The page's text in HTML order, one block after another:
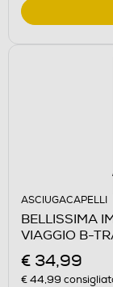
ASCIUGACAPELLI
BELLISSIMA
VIAGGIO B-
€ 34,99
€ 44,99